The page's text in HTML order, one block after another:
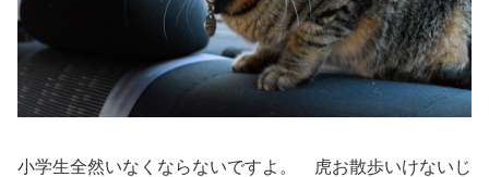
小学生全然いなくならないですよ。 虎お散歩いけないじ